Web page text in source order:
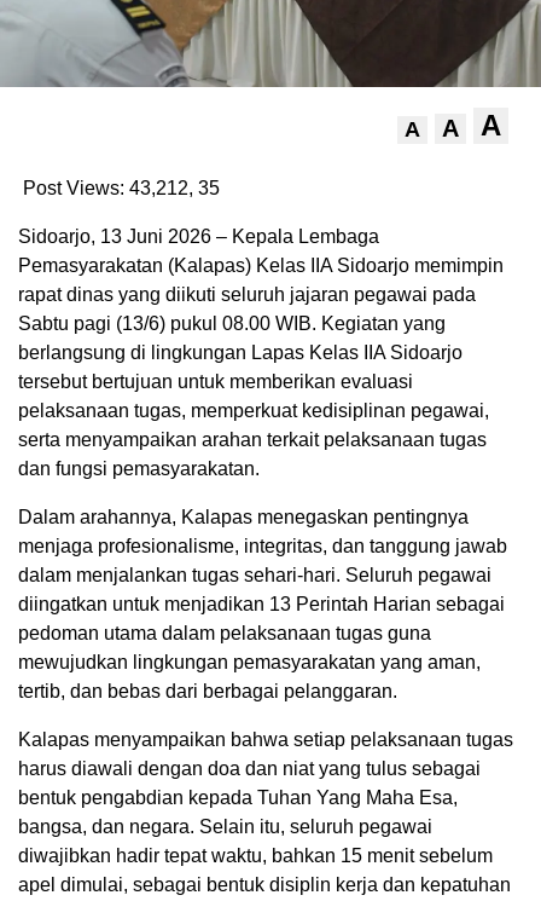
A A A
Post Views: 43,212, 35
Sidoarjo, 13 Juni 2026 – Kepala Lembaga
Pemasyarakatan (Kalapas) Kelas IIA Sidoarjo memimpin
rapat dinas yang diikuti seluruh jajaran pegawai pada
Sabtu pagi (13/6) pukul 08.00 WIB. Kegiatan yang
berlangsung di lingkungan Lapas Kelas IIA Sidoarjo
tersebut bertujuan untuk memberikan evaluasi
pelaksanaan tugas, memperkuat kedisiplinan pegawai,
serta menyampaikan arahan terkait pelaksanaan tugas
dan fungsi pemasyarakatan.
Dalam arahannya, Kalapas menegaskan pentingnya
menjaga profesionalisme, integritas, dan tanggung jawab
dalam menjalankan tugas sehari-hari. Seluruh pegawai
diingatkan untuk menjadikan 13 Perintah Harian sebagai
pedoman utama dalam pelaksanaan tugas guna
mewujudkan lingkungan pemasyarakatan yang aman,
tertib, dan bebas dari berbagai pelanggaran.
Kalapas menyampaikan bahwa setiap pelaksanaan tugas
harus diawali dengan doa dan niat yang tulus sebagai
bentuk pengabdian kepada Tuhan Yang Maha Esa,
bangsa, dan negara. Selain itu, seluruh pegawai
diwajibkan hadir tepat waktu, bahkan 15 menit sebelum
apel dimulai, sebagai bentuk disiplin kerja dan kepatuhan